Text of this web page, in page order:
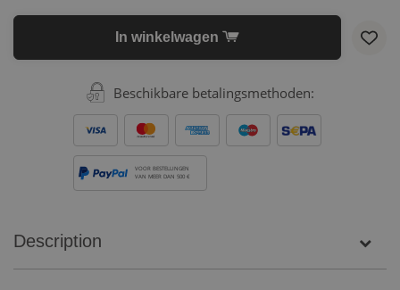
In winkelwagen
Beschikbare betalingsmethoden:
VOOR BESTELLINGEN
VAN MEER DAN 500 €
Description